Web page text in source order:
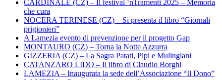
CARDINALE (CZ) – Il festival ‘nTramenti 2025 – Memoria
che cura
NOCERA TERINESE (CZ) – Si presenta il libro “Giornali
prigionieri”
A Lamezia evento di prevenzione per il progetto Gap
MONTAURO (CZ) – Torna la Notte Azzurra
GIZZERIA (CZ) – La Sagra Patati, Pipi e Mulingiani
CATANZARO LIDO – Il libro di Claudio Borghi
LAMEZIA – Inaugurata la sede dell’Associazione “Il Dono”